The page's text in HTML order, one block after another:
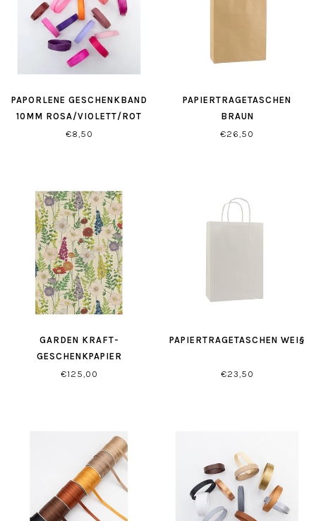
PAPORLENE GESCHENKBAND
10MM ROSA/VIOLETT/ROT
€8,50
PAPIERTRAGETASCHEN
BRAUN
€26,50
GARDEN KRAFT-
GESCHENKPAPIER
€125,00
PAPIERTRAGETASCHEN WEI§
€23,50